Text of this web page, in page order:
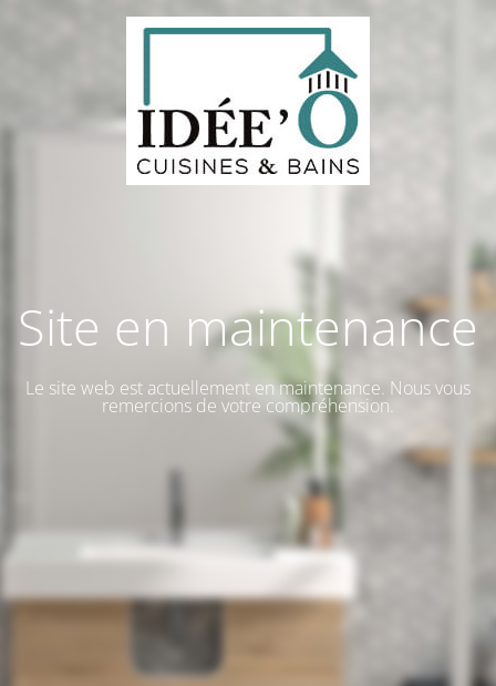
Site en maintenance
Le site web est actuellement en maintenance. Nous vous
remercions de votre compréhension.